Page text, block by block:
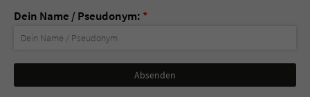
Dein Name / Pseudonym: *
Nicht
ausfüllen!